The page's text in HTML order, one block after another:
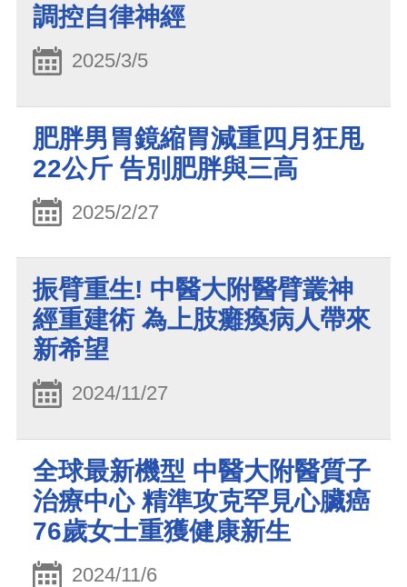
調控自律神經
2025/3/5
肥胖男胃鏡縮胃減重四月狂甩
22公斤 告別肥胖與三高
2025/2/27
振臂重生! 中醫大附醫臂叢神
經重建術 為上肢癱瘓病人帶來
新希望
2024/11/27
全球最新機型 中醫大附醫質子
治療中心 精準攻克罕見心臟癌
76歲女士重獲健康新生
2024/11/6